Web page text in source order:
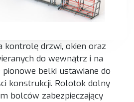
kontrolę drzwi, okien oraz
do wewnątrz i na
belki ustawiane do
konstrukcji. Rolotok dolny
bolców zabezpieczający